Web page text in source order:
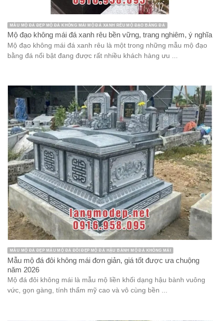
MẪU MỘ ĐÁ ĐẸP MỘ ĐÁ KHÔNG MÁI MỘ ĐÁ XANH RÊU MỘ ĐẠO BẰNG ĐÁ
Mộ đạo không mái đá xanh rêu bền vững, trang nghiêm, ý nghĩa
Mộ đạo không mái đá xanh rêu là một trong những mẫu mộ đạo
bằng đá nổi bật đang được rất nhiều khách hàng ưu ...
MẪU MỘ ĐÁ ĐẸP MẪU MỘ ĐÁ ĐÔI ĐẸP MỘ ĐÁ HẬU BÀNH MỘ ĐÁ KHÔNG MÁI
Mẫu mộ đá đôi không mái đơn giản, giá tốt được ưa chuộng
năm 2026
Mộ đá đôi không mái là mẫu mộ liền khối dạng hậu bành vuông
vức, gọn gàng, tính thẩm mỹ cao và vô cùng bền ...